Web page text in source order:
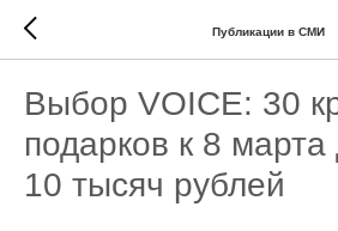
Публикации в СМИ
Выбор VOICE: 30
подарков к 8
10 тысяч рублей